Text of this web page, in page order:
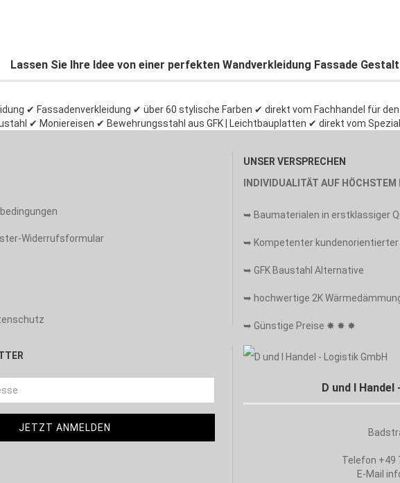
Lassen Sie Ihre Idee von einer perfekten Wandverkleidung Fassade
✔ Fassadenverkleidung ✔ über 60 stylische Farben ✔ direkt vom Fachhandel für
✔ Moniereisen ✔ Bewehrungsstahl aus GFK | Leichtbauplatten ✔ direkt vom
Widerrufsformular
UNSER VERSPRECHEN
INDIVIDUALITÄT AUF HÖCHSTEM
➥ Baumaterialen in erstklassiger
➥ Kompetenter kundenorientierter
➥ GFK Baustahl Alternative
➥ hochwertige 2K
➥ Günstige Preise ✸ ✸ ✸
D und I
Telefon +49
E-Mail